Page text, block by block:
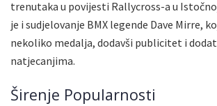
trenutaka u povijesti Rallycross-a u
je i sudjelovanje BMX legende Dave Mirre,
nekoliko medalja, dodavši publicitet i
natjecanjima.
Širenje Popularnosti